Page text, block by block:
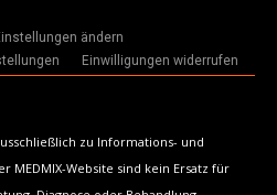
ändern
Einwilligungen widerrufen
zu Informations- und
MEDMIX-Website sind kein Ersatz für